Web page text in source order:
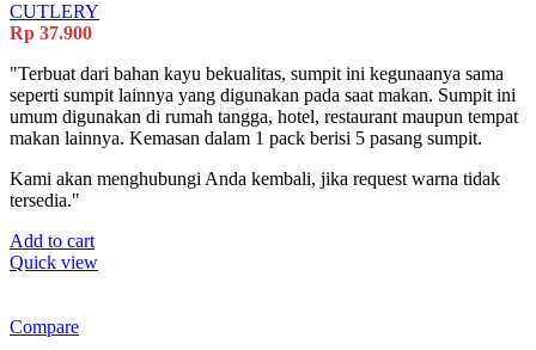
CUTLERY
Rp 37.900
"Terbuat dari bahan kayu bekualitas, sumpit ini kegunaanya sama
seperti sumpit lainnya yang digunakan pada saat makan. Sumpit ini
umum digunakan di rumah tangga, hotel, restaurant maupun tempat
makan lainnya. Kemasan dalam 1 pack berisi 5 pasang sumpit.
Kami akan menghubungi Anda kembali, jika request warna tidak
tersedia."
Add to cart
Quick view
Compare